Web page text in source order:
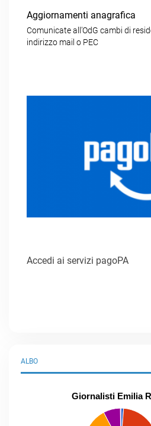
Aggiornamenti anagrafica
Comunicate all’OdG cambi di
indirizzo mail o PEC
Accedi ai servizi pagoPA
ALBO
Giornalisti Emilia